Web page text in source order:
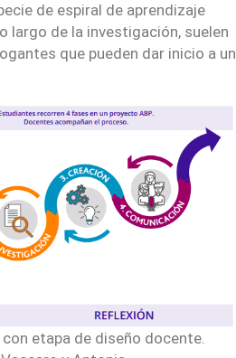
de espiral de aprendizaje
largo de la investigación, suelen
que pueden dar inicio a un
etapa de diseño docente.